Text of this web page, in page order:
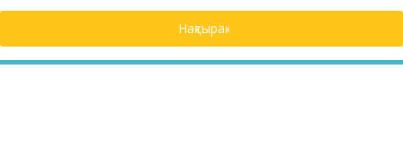
Нақтырақ